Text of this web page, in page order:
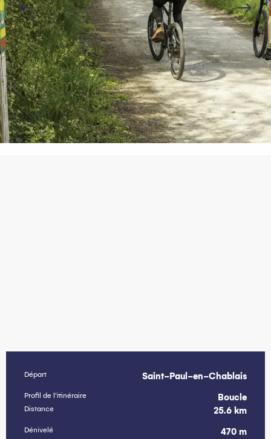
Informations pratiques
Départ Saint-Paul-en-Chablais
Profil de l’itinéraire Boucle
Distance 25.6 km
Dénivelé 470 m